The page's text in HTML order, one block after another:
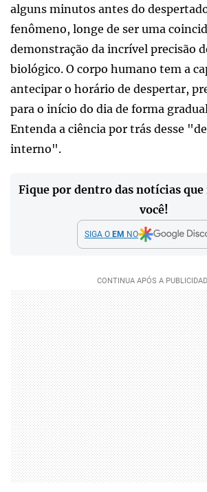
alguns minutos antes do
fenômeno, longe de ser uma
demonstração da incrível precisão
biológico. O corpo humano tem a
antecipar o horário de despertar,
para o início do dia de forma
Entenda a ciência por trás desse
interno".
Fique por dentro das notícias
você!
SIGA O EM NO